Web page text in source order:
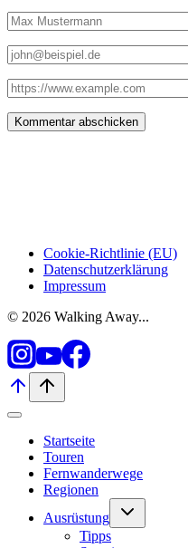
Cookie-Richtlinie (EU)
Datenschutzerklärung
Impressum
© 2026 Walking Away...
Startseite
Touren
Fernwanderwege
Regionen
Ausrüstung
Untermenü
umschalten
Tipps